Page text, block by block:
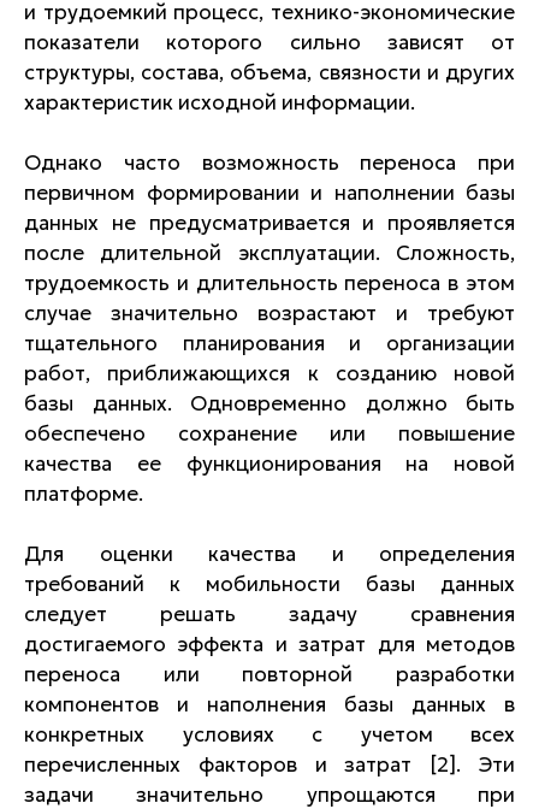
и трудоемкий процесс, технико-экономические
показатели которого сильно зависят от
структуры, состава, объема, связности и других
характеристик исходной информации.
Однако часто возможность переноса при
первичном формировании и наполнении базы
данных не предусматривается и проявляется
после длительной эксплуатации. Сложность,
трудоемкость и длительность переноса в этом
случае значительно возрастают и требуют
тщательного планирования и организации
работ, приближающихся к созданию новой
базы данных. Одновременно должно быть
обеспечено сохранение или повышение
качества ее функционирования на новой
платформе.
Для оценки качества и определения
требований к мобильности базы данных
следует решать задачу сравнения
достигаемого эффекта и затрат для методов
переноса или повторной разработки
компонентов и наполнения базы данных в
конкретных условиях с учетом всех
перечисленных факторов и затрат [2]. Эти
задачи значительно упрощаются при